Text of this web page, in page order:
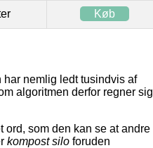
Køb
har nemlig ledt tusindvis af
algoritmen derfor regner sig
som den kan se at andre
kompost silo foruden